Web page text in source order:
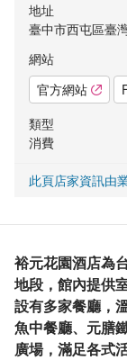
地址
臺中市西屯區臺
網站
官方網站
類型
消費
此頁店家資訊由
裕元花園酒店為
地段，館內提供
設有多家餐廳，
魚中餐廳、元膳
廣場，滿足各式